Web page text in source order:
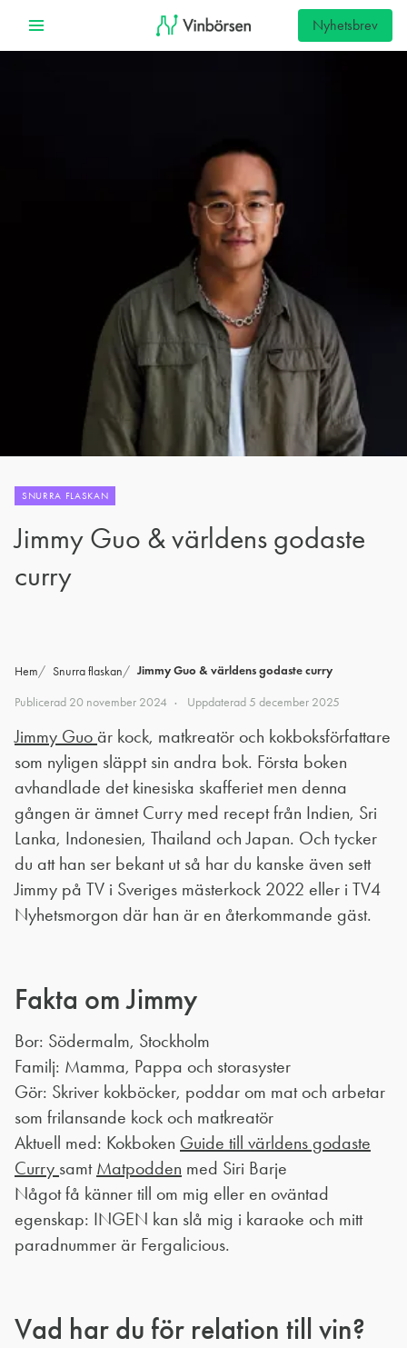
Nyhetsbrev
SNURRA FLASKAN
Jimmy Guo & världens godaste
curry
Hem Snurra flaskan Jimmy Guo & världens godaste curry
Publicerad 20 november 2024 Uppdaterad5 december 2025
Jimmy Guo är kock, matkreatör och kokboksförfattare
som nyligen släppt sin andra bok. Första boken
avhandlade det kinesiska skafferiet men denna
gången är ämnet Curry med recept från Indien, Sri
Lanka, Indonesien, Thailand och Japan. Och tycker
du att han ser bekant ut så har du kanske även sett
Jimmy på TV i Sveriges mästerkock 2022 eller i TV4
Nyhetsmorgon där han är en återkommande gäst.
Fakta om Jimmy
Bor: Södermalm, Stockholm
Familj: Mamma, Pappa och storasyster
Gör: Skriver kokböcker, poddar om mat och arbetar
som frilansande kock och matkreatör
Aktuell med: Kokboken Guide till världens godaste
Curry samt Matpodden med Siri Barje
Något få känner till om mig eller en oväntad
egenskap: INGEN kan slå mig i karaoke och mitt
paradnummer är Fergalicious.
Vad har du för relation till vin?